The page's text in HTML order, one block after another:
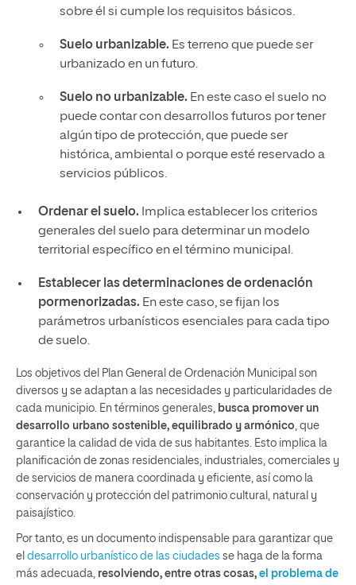
sobre él si cumple los requisitos básicos.
Suelo urbanizable. Es terreno que puede ser
urbanizado en un futuro.
Suelo no urbanizable. En este caso el suelo no
puede contar con desarrollos futuros por tener
algún tipo de protección, que puede ser
histórica, ambiental o porque esté reservado a
servicios públicos.
Ordenar el suelo. Implica establecer los criterios
generales del suelo para determinar un modelo
territorial específico en el término municipal.
Establecer las determinaciones de ordenación
pormenorizadas. En este caso, se fijan los
parámetros urbanísticos esenciales para cada tipo
de suelo.
Los objetivos del Plan General de Ordenación Municipal son
diversos y se adaptan a las necesidades y particularidades de
cada municipio. En términos generales,
busca promover un
desarrollo urbano sostenible, equilibrado y armónico , que
garantice la calidad de vida de sus habitantes. Esto implica la
planificación de zonas residenciales, industriales, comerciales y
de servicios de manera coordinada y eficiente, así como la
conservación y protección del patrimonio cultural, natural y
paisajístico.
Por tanto, es un documento indispensable para garantizar que
el desarrollo urbanístico de las ciudades se haga de la forma
más adecuada, resolviendo, entre otras cosas, el problema de